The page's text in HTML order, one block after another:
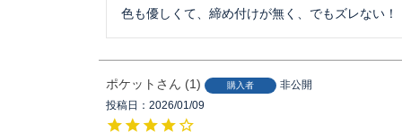
色も優しくて、締め付けが無く、でもズレない！
ポケット 1 購入者
非公開
投稿日
2026/01/09